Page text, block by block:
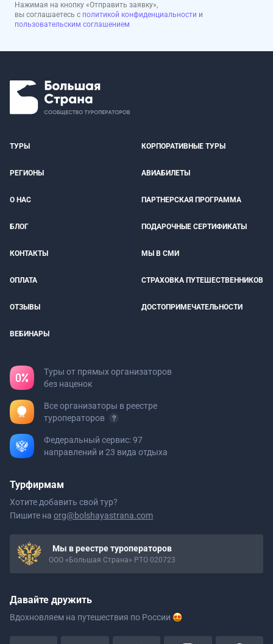
Нажимая на кнопку «Отправить заявку»,
вы соглашаетесь с политикой конфиденциальности и
пользовательским соглашением
ТУРЫ КОРПОРАТИВНЫЕ ТУРЫ
РЕГИОНЫ АВИАБИЛЕТЫ
О НАС ПАРТНЕРСКАЯ ПРОГРАММА
БЛОГ ПОДАРОЧНЫЕ СЕРТИФИКАТЫ
КОНТАКТЫ МЫ В СМИ
ОПЛАТА СТРАХОВКА ПУТЕШЕСТВЕННИКОВ
ОТЗЫВЫ ДОСТОПРИМЕЧАТЕЛЬНОСТИ
ВЕБИНАРЫ
Туры от прямых организаторов
без наценок
Все организаторы в реестре
туроператоров
Федеральный сервис: 97
направлений и 23 вида отдыха
Турфирмам
Хотите добавить свой тур?
Пишите на org@bolshayastrana.com
Мы в реестре туроператоров
ООО «Большая Страна» РТО 020723
Давайте дружить
Вдохновляем на путешествия по России